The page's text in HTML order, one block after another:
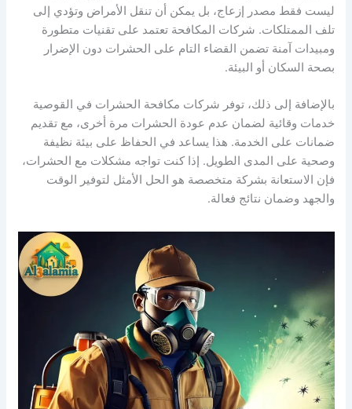
ليست فقط مصدر إزعاج، بل يمكن أن تنقل الأمراض وتؤدي إلى
تلف الممتلكات. شركات المكافحة تعتمد على تقنيات متطورة
ومبيدات آمنة تضمن القضاء التام على الحشرات دون الإضرار
بصحة السكان أو البيئة.
بالإضافة إلى ذلك، توفر شركات مكافحة الحشرات في القوصية
خدمات وقائية لضمان عدم عودة الحشرات مرة أخرى، مع تقديم
ضمانات على الخدمة. هذا يساعد في الحفاظ على بيئة نظيفة
وصحية على المدى الطويل. إذا كنت تواجه مشكلات مع الحشرات،
فإن الاستعانة بشركة متخصصة هو الحل الأمثل لتوفير الوقت
والجهد وضمان نتائج فعالة.